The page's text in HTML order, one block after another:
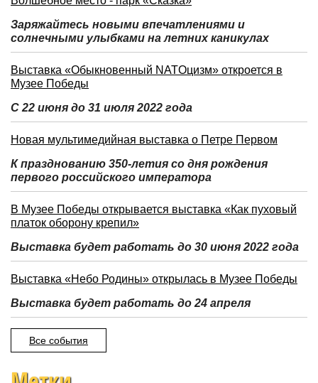
Заряжайтесь новыми впечатлениями и
солнечными улыбками на летних каникулах
Выставка «Обыкновенный NATOцизм» откроется в
Музее Победы
С 22 июня до 31 июля 2022 года
Новая мультимедийная выставка о Петре Первом
К празднованию 350-летия со дня рождения
первого российского императора
В Музее Победы открывается выставка «Как пуховый
платок оборону крепил»
Выставка будет работать до 30 июня 2022 года
Выставка «Небо Родины» открылась в Музее Победы
Выставка будет работать до 24 апреля
Все события